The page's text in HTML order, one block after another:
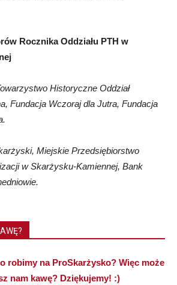
Rocznika Oddziału PTH w
Historyczne Oddział
Fundacja Wczoraj dla Jutra, Fundacja
Miejskie Przedsiębiorstwo
w Skarżysku-Kamiennej, Bank
robimy na ProSkarżysko? Więc może
nam kawę? Dziękujemy! :)